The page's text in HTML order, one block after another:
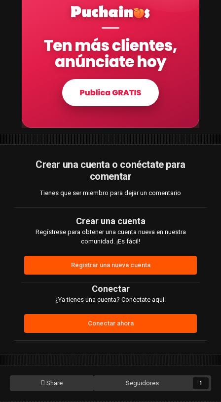
Crear una cuenta o conéctate para
comentar
Tienes que ser miembro para dejar un comentario
Crear una cuenta
Regístrese para obtener una cuenta nueva en nuestra
comunidad. ¡Es fácil!
Registrar una nueva cuenta
Conectar
¿Ya tienes una cuenta? Conéctate aquí.
Conectar ahora
Share Seguidores 1